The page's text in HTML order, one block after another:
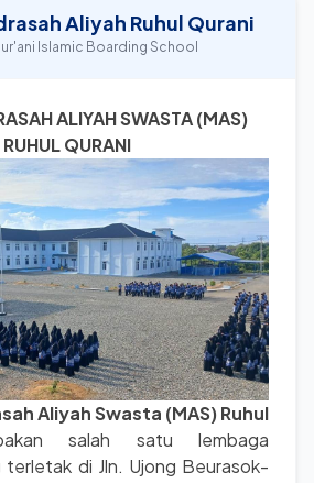
Aliyah Ruhul Qurani
Islamic Boarding School
ALIYAH SWASTA (MAS)
RUHUL QURANI
Aliyah Swasta (MAS) Ruhul
salah satu lembaga
terletak di Jln. Ujong Beurasok-